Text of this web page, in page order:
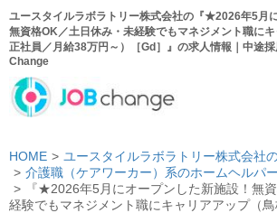
ユースタイルラボラトリー株式会社の『★2026年5月
無資格OK／土日休み・未経験でもマネジメント職に
正社員／月給38万円～）［Gd］』の求人情報｜中途
Change
HOME
ユースタイルラボラトリー株式会社
介護職（ケアワーカー）系のホームヘルパ
『★2026年5月にオープンした新施設！無
経験でもマネジメント職にキャリアアップ（